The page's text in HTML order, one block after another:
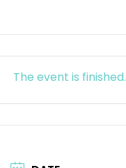
The event is finished.